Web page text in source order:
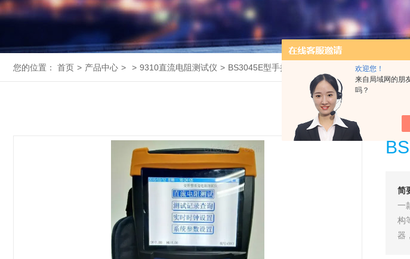
欢迎您！
来自局域网的朋
吗？
您的位置： 首页 > 产品中心 > > 9310直流电阻测试仪 > BS3045E型手持式直流电阻测试仪
简
一
构
器